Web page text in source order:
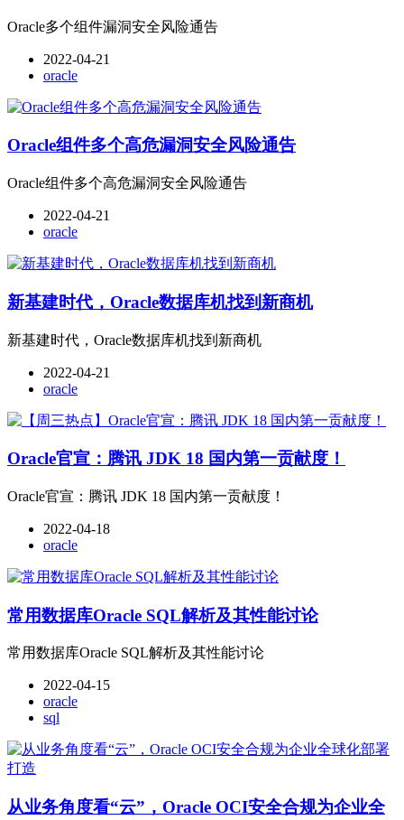
Oracle多个组件漏洞安全风险通告
2022-04-21
oracle
Oracle组件多个高危漏洞安全风险通告
Oracle组件多个高危漏洞安全风险通告
2022-04-21
oracle
新基建时代，Oracle数据库机找到新商机
新基建时代，Oracle数据库机找到新商机
2022-04-21
oracle
Oracle官宣：腾讯 JDK 18 国内第一贡献度！
Oracle官宣：腾讯 JDK 18 国内第一贡献度！
2022-04-18
oracle
常用数据库Oracle SQL解析及其性能讨论
常用数据库Oracle SQL解析及其性能讨论
2022-04-15
oracle
sql
从业务角度看“云”，Oracle OCI安全合规为企业全